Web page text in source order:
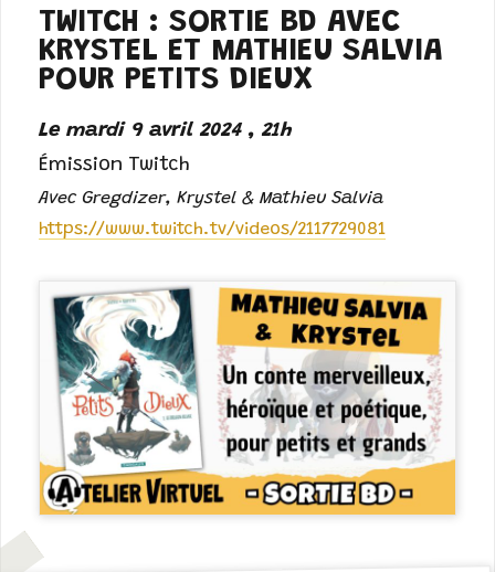
TWITCH : SORTIE BD AVEC
KRYSTEL ET MATHIEU SALVIA
POUR PETITS DIEUX
Le mardi 9 avril 2024 , 21h
Émission Twitch
Avec Gregdizer, Krystel & Mathieu Salvia
https://www.twitch.tv/videos/2117729081